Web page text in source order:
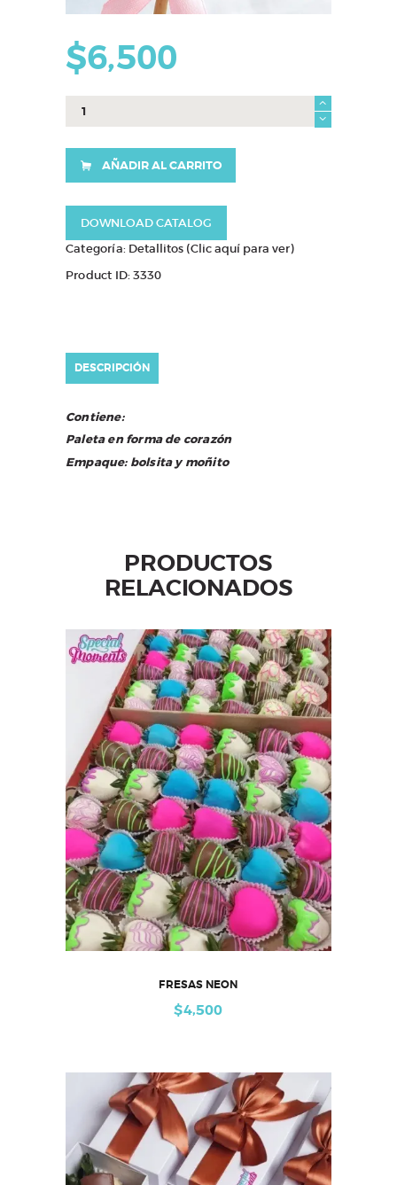
$6,500
paleta
cantidadAÑADIR AL CARRITO
DOWNLOAD CATALOG
Categoría: Detallitos (Clic aquí para ver)
Product ID:3330
DESCRIPCIÓN
Contiene:
Paleta en forma de corazón
Empaque: bolsita y moñito
PRODUCTOS
RELACIONADOS
FRESAS NEON
$4,500